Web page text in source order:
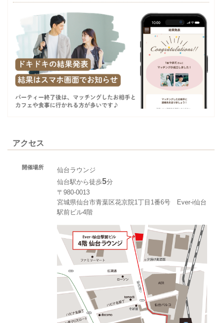
アクセス
開催場所
仙台ラウンジ
仙台駅から徒歩5分
〒980-0013
宮城県仙台市青葉区花京院1丁目1番6号 Ever-i仙台
駅前ビル4階